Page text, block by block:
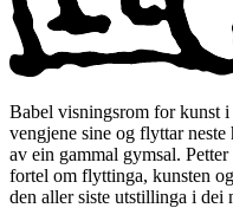
Babel visningsrom for kunst
vengjene sine og flyttar
av ein gammal gymsal.
fortel om flyttinga, kunsten
den aller siste utstillinga i dei